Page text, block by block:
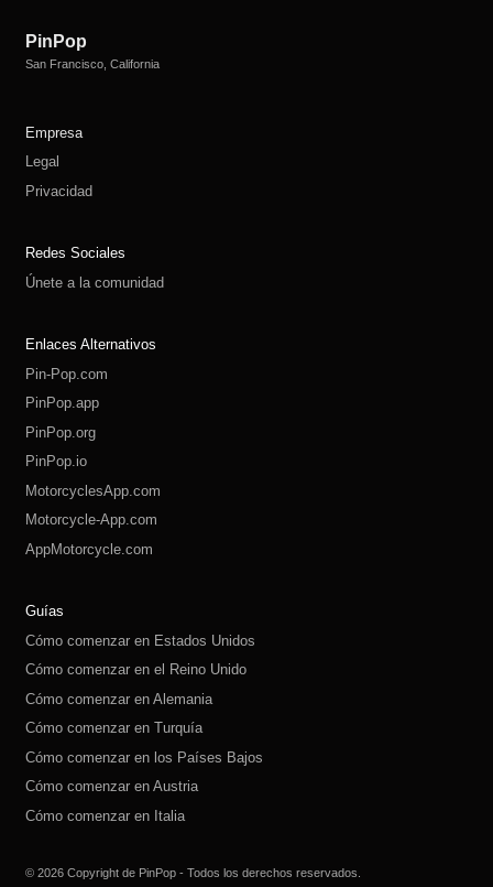
PinPop
San Francisco, California
Empresa
Legal
Privacidad
Redes Sociales
Únete a la comunidad
Enlaces Alternativos
Pin-Pop.com
PinPop.app
PinPop.org
PinPop.io
MotorcyclesApp.com
Motorcycle-App.com
AppMotorcycle.com
Guías
Cómo comenzar en Estados Unidos
Cómo comenzar en el Reino Unido
Cómo comenzar en Alemania
Cómo comenzar en Turquía
Cómo comenzar en los Países Bajos
Cómo comenzar en Austria
Cómo comenzar en Italia
© 2026 Copyright de PinPop - Todos los derechos reservados.